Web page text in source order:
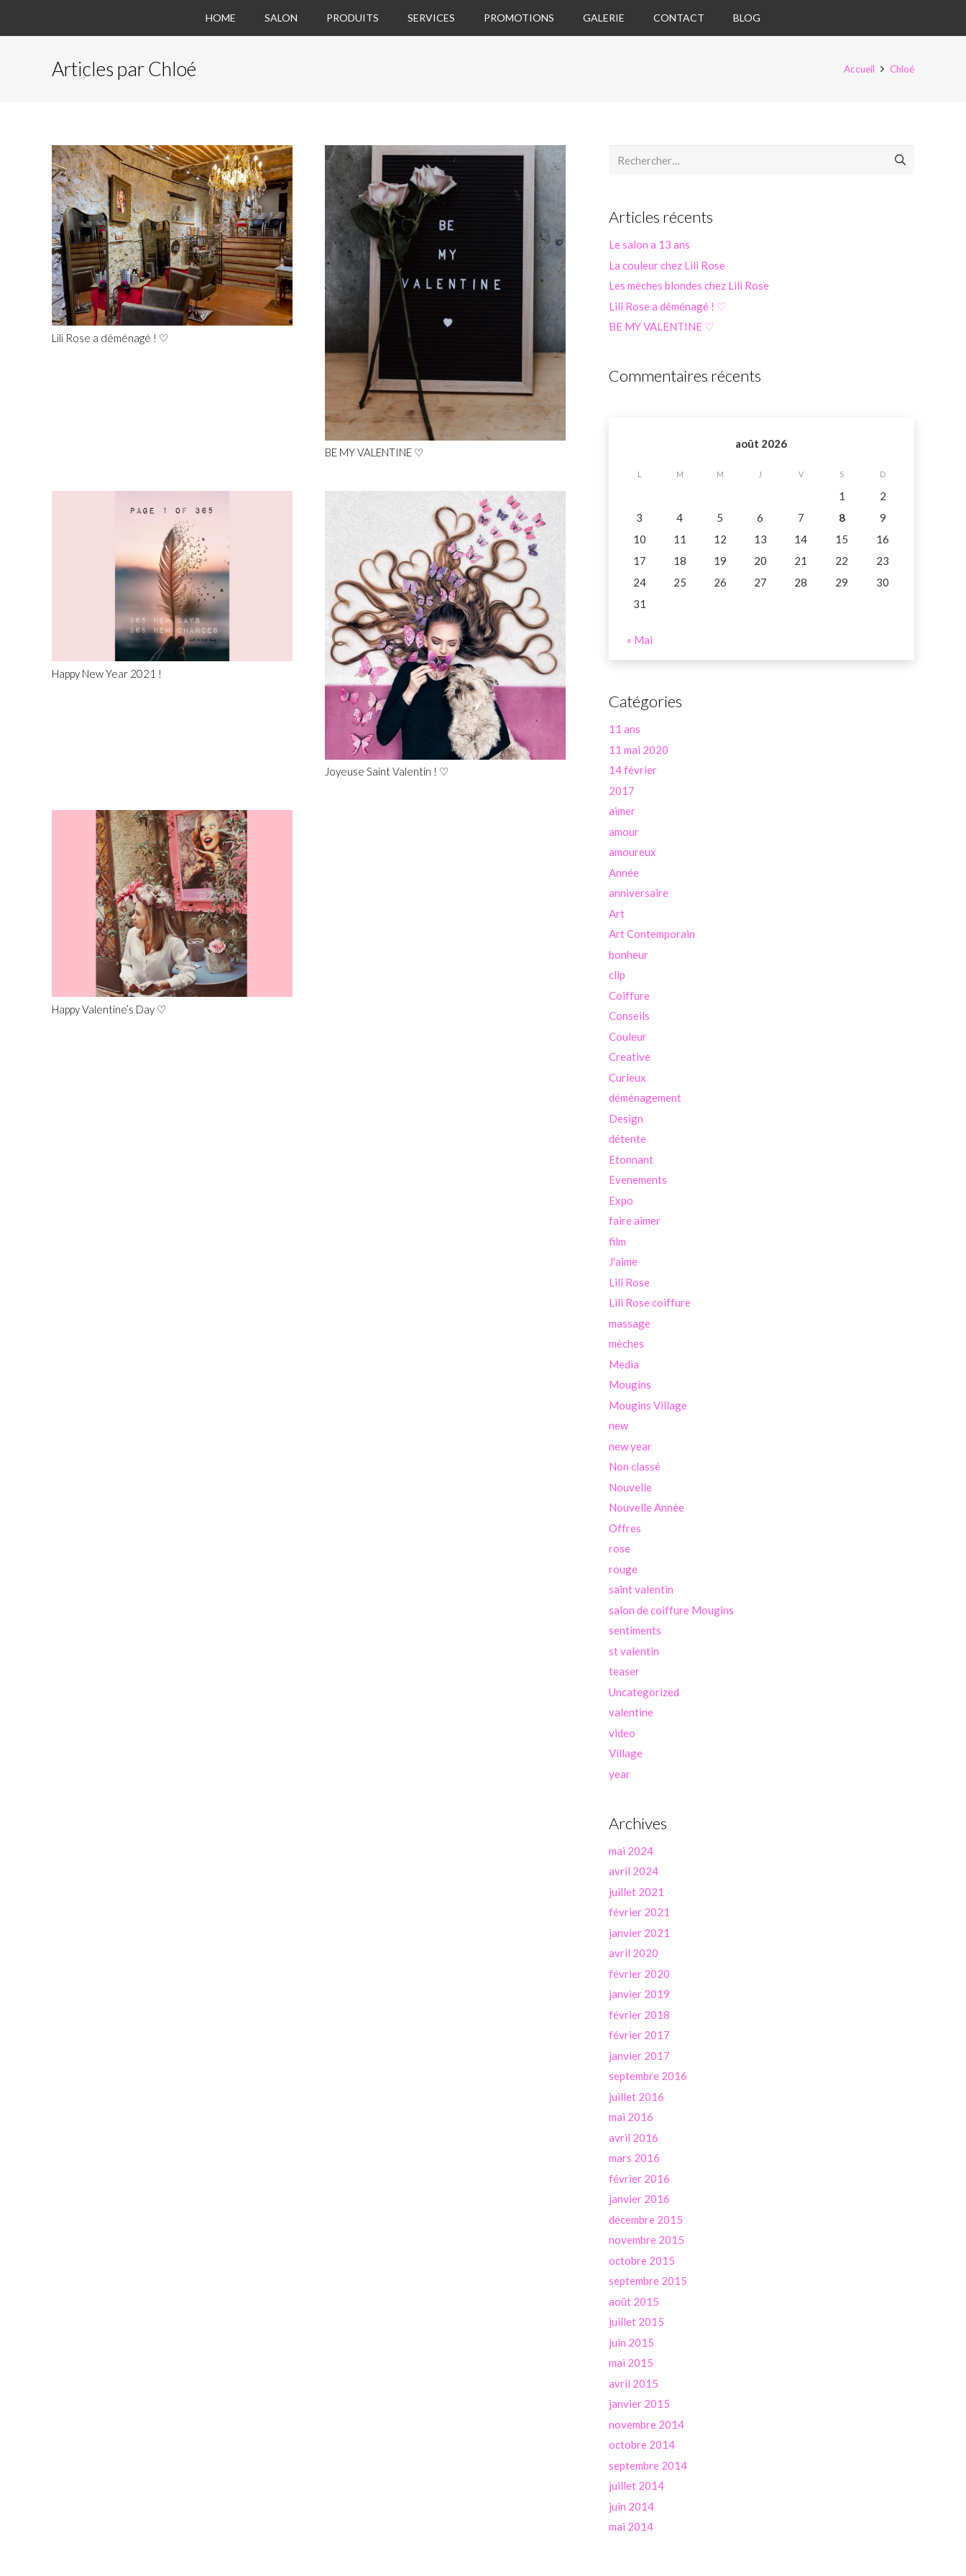
HOME SALON PRODUITS SERVICES PROMOTIONS GALERIE CONTACT BLOG
Articles par Chloé Accueil Chloé
Lili Rose a déménagé ! ♡
BE MY VALENTINE ♡
Happy New Year 2021 !
Joyeuse Saint Valentin ! ♡
Happy Valentine’s Day ♡
Rechercher :
Articles récents
Le salon a 13 ans
La couleur chez Lili Rose
Les mèches blondes chez Lili Rose
Lili Rose a déménagé ! ♡
BE MY VALENTINE ♡
Commentaires récents
août 2026
L M M J V S D
1
2
3
4 5 6 7 8
9
10
11 12 13 14 15
16
17
18 19 20 21 22
23
24
25 26 27 28 29
30
31
« Mai
Catégories
11 ans
11 mai 2020
14 février
2017
aimer
amour
amoureux
Année
anniversaire
Art
Art Contemporain
bonheur
clip
Coiffure
Conseils
Couleur
Creative
Curieux
déménagement
Design
détente
Etonnant
Evenements
Expo
faire aimer
film
J'aime
Lili Rose
Lili Rose coiffure
massage
mèches
Media
Mougins
Mougins Village
new
new year
Non classé
Nouvelle
Nouvelle Année
Offres
rose
rouge
saint valentin
salon de coiffure Mougins
sentiments
st valentin
teaser
Uncategorized
valentine
video
Village
year
Archives
mai 2024
avril 2024
juillet 2021
février 2021
janvier 2021
avril 2020
février 2020
janvier 2019
février 2018
février 2017
janvier 2017
septembre 2016
juillet 2016
mai 2016
avril 2016
mars 2016
février 2016
janvier 2016
décembre 2015
novembre 2015
octobre 2015
septembre 2015
août 2015
juillet 2015
juin 2015
mai 2015
avril 2015
janvier 2015
novembre 2014
octobre 2014
septembre 2014
juillet 2014
juin 2014
mai 2014